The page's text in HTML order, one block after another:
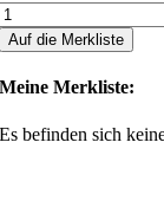
Auf die Merkliste
Meine Merkliste:
Es befinden sich